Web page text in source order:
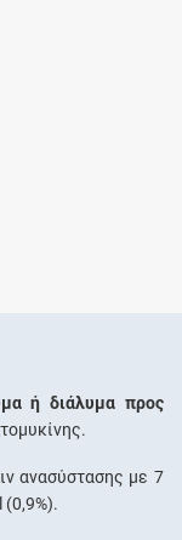
ή διάλυμα προς
ανασύστασης με 7